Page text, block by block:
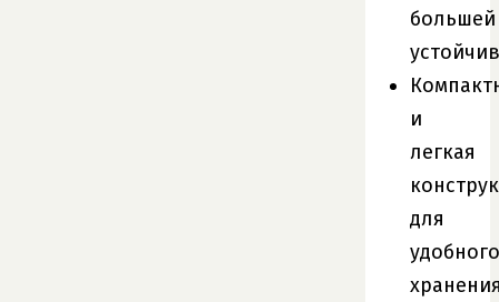
большей
и
легкая
для
удобного